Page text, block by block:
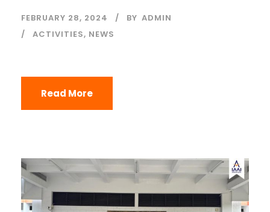
FEBRUARY 28, 2024 BY ADMIN
ACTIVITIES, NEWS
Read More